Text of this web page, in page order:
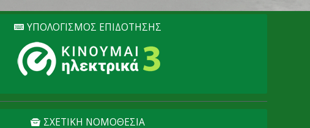
ΥΠΟΛΟΓΙΣΜΟΣ ΕΠΙΔΟΤΗΣΗΣ
ΣΧΕΤΙΚΗ ΝΟΜΟΘΕΣΙΑ